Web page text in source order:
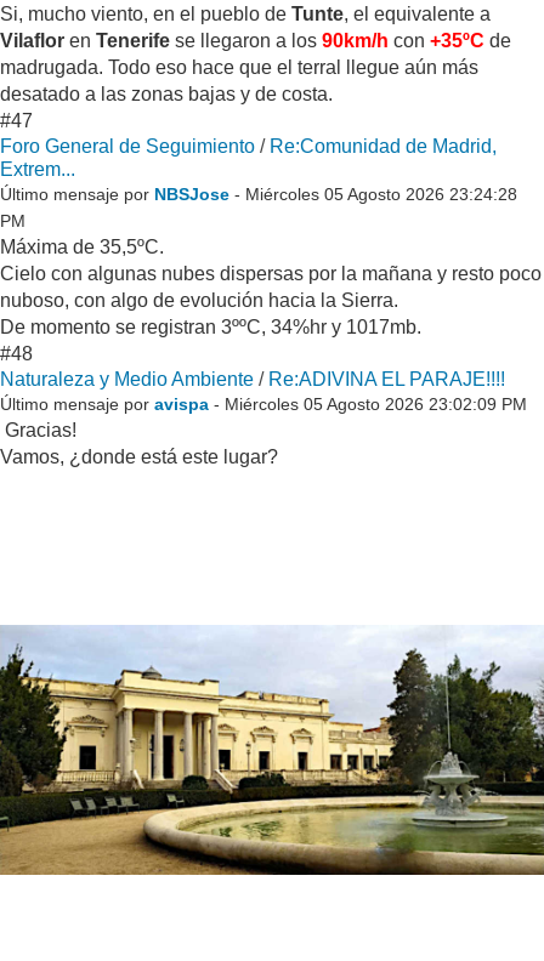
Si, mucho viento, en el pueblo de Tunte, el equivalente a
Vilaflor en Tenerife se llegaron a los 90km/h con +35ºC de
madrugada. Todo eso hace que el terral llegue aún más
desatado a las zonas bajas y de costa.
#47
Foro General de Seguimiento / Re:Comunidad de Madrid,
Extrem...
Último mensaje por NBSJose - Miércoles 05 Agosto 2026 23:24:28
PM
Máxima de 35,5ºC.
Cielo con algunas nubes dispersas por la mañana y resto poco
nuboso, con algo de evolución hacia la Sierra.
De momento se registran 3ººC, 34%hr y 1017mb.
#48
Naturaleza y Medio Ambiente / Re:ADIVINA EL PARAJE!!!!
Último mensaje por avispa - Miércoles 05 Agosto 2026 23:02:09 PM
Gracias!
Vamos, ¿donde está este lugar?